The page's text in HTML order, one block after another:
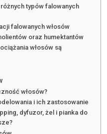
typów falowanych
falowanych włosów
oraz humektantów
włosów są
włosów?
i ich zastosowanie
dyfuzor, żel i pianka do